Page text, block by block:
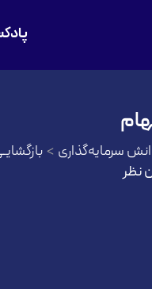
سرمایه‌گذاری
نظر